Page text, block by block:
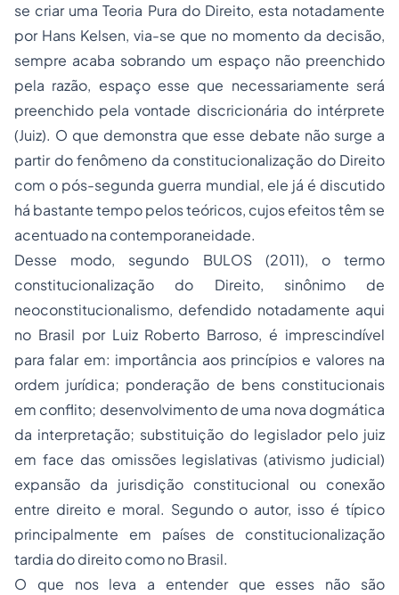
se criar uma Teoria Pura do Direito, esta notadamente
por Hans Kelsen, via-se que no momento da decisão,
sempre acaba sobrando um espaço não preenchido
pela razão, espaço esse que necessariamente será
preenchido pela vontade discricionária do intérprete
(Juiz). O que demonstra que esse debate não surge a
partir do fenômeno da constitucionalização do Direito
com o pós-segunda guerra mundial, ele já é discutido
há bastante tempo pelos teóricos, cujos efeitos têm se
acentuado na contemporaneidade.
Desse modo, segundo BULOS (2011), o termo
constitucionalização do Direito, sinônimo de
neoconstitucionalismo, defendido notadamente aqui
no Brasil por Luiz Roberto Barroso, é imprescindível
para falar em: importância aos princípios e valores na
ordem jurídica; ponderação de bens constitucionais
em conflito; desenvolvimento de uma nova dogmática
da interpretação; substituição do legislador pelo juiz
em face das omissões legislativas (ativismo judicial)
expansão da jurisdição constitucional ou conexão
entre direito e moral. Segundo o autor, isso é típico
principalmente em países de constitucionalização
tardia do direito como no Brasil.
O que nos leva a entender que esses não são